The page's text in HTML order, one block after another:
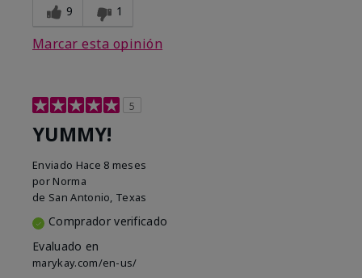
9 1
Marcar esta opinión
5
YUMMY!
Enviado Hace 8 meses
por Norma
de San Antonio, Texas
Comprador verificado
Evaluado en
marykay.com/en-us/